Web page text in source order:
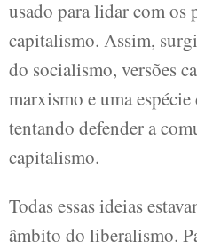
usado para lidar com os
capitalismo. Assim,
do socialismo, versões
marxismo e uma
tentando defender a
capitalismo.
Todas essas ideias
âmbito do liberalismo.